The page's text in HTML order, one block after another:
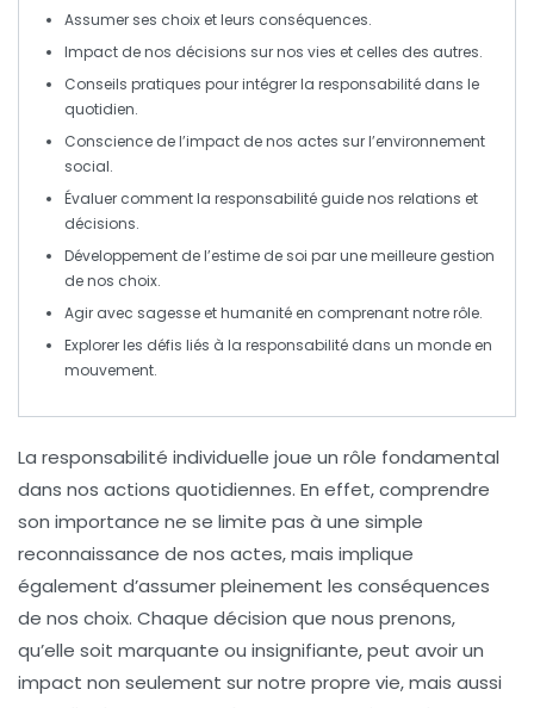
Assumer ses choix et leurs conséquences.
Impact de nos décisions surnos vies et celles des autres.
Conseils pratiques pour intégrer la responsabilité dans le
quotidien.
Conscience de l’impact de nos actes surl’environnement
social.
Évaluer comment la responsabilité guide nos relations et
décisions.
Développement de l’estime de soi par une meilleure gestion
de nos choix.
Agir avec sagesse ethumanité en comprenant notre rôle.
Explorer les défis liés à la responsabilité dans un monde en
mouvement.
La responsabilité individuelle joue un rôle fondamental
dans nos actions quotidiennes. En effet, comprendre
son importance ne se limite pas à une simple
reconnaissance de nos actes, mais implique
également d’assumer pleinement les conséquences
de nos choix. Chaque décision que nous prenons,
qu’elle soit marquante ou insignifiante, peut avoir un
impact non seulement sur notre propre vie, mais aussi